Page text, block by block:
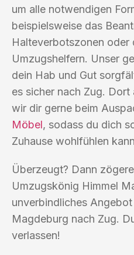
um alle notwendigen
beispielsweise das
Halteverbotszonen oder
Umzugshelfern. Unser
dein Hab und Gut
es sicher nach Zug. Dort
wir dir gerne beim
Möbel, sodass du dich
Zuhause wohlfühlen
Überzeugt? Dann
Umzugskönig Himmel
unverbindliches
Magdeburg nach Zug.
verlassen!